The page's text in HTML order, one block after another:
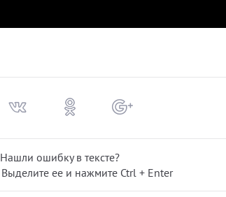
Нашли ошибку в тексте?
Выделите ее и нажмите Ctrl + Enter